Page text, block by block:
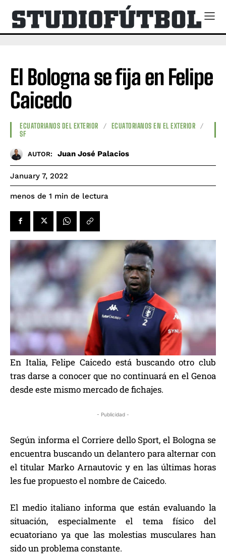
El Bologna se fija en Felipe
Caicedo
ECUATORIANOS DEL EXTERIOR
ECUATORIANOS EN EL EXTERIOR
SF
AUTOR: Juan José Palacios
January 7, 2022
menos de 1 min de lectura
En Italia, Felipe Caicedo está buscando otro club
tras darse a conocer que no continuará en el Genoa
desde este mismo mercado de fichajes.
- Publicidad -
Según informa el Corriere dello Sport, el Bologna se
encuentra buscando un delantero para alternar con
el titular Marko Arnautovic y en las últimas horas
les fue propuesto el nombre de Caicedo.
El medio italiano informa que están evaluando la
situación, especialmente el tema físico del
ecuatoriano ya que las molestias musculares han
sido un problema constante.